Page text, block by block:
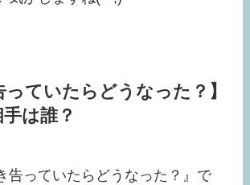
っていたらどうなった？】
は誰？
告っていたらどうなった？』で